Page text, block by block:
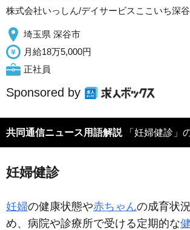
株式会社いっしん/デイサービスここいち深谷
埼玉県 深谷市
月給18万5,000円
正社員
Sponsored by
共同通信ニュース用語解説 「妊婦健診」
妊婦健診
妊婦の健康状態や赤ちゃんの成育状
め、病院や診療所で受ける定期的な